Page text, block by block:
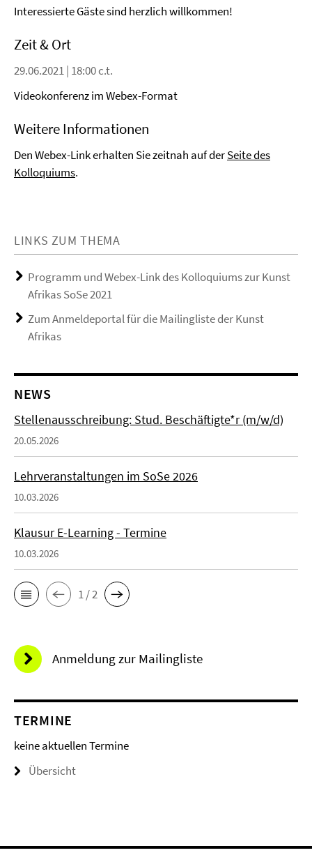
Interessierte Gäste sind herzlich willkommen!
Zeit & Ort
29.06.2021 | 18:00 c.t.
Videokonferenz im Webex-Format
Weitere Informationen
Den Webex-Link erhalten Sie zeitnah auf derSeite des
Kolloquiums.
LINKS ZUM THEMA
Programm und Webex-Link des Kolloquiums zur Kunst
Afrikas SoSe 2021
Zum Anmeldeportal für die Mailingliste der Kunst
Afrikas
NEWS
Stellenausschreibung: Stud. Beschäftigte*r (m/w/d)
20.05.2026
Lehrveranstaltungen im SoSe 2026
10.03.2026
Klausur E-Learning - Termine
10.03.2026
1 / 2
Anmeldung zur Mailingliste
TERMINE
keine aktuellen Termine
Übersicht